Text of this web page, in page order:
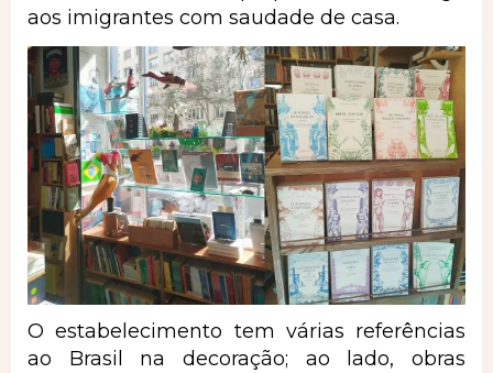
aos imigrantes com saudade de casa.
O estabelecimento tem várias referências
ao Brasil na decoração; ao lado, obras